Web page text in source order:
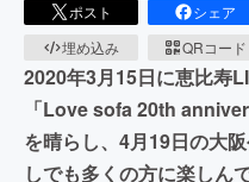
ポスト シェア
埋め込み
QRコード
2020年3月15日に恵比寿
「Love sofa 20th
を晴らし、4月19日の大
しでも多くの方に楽しん